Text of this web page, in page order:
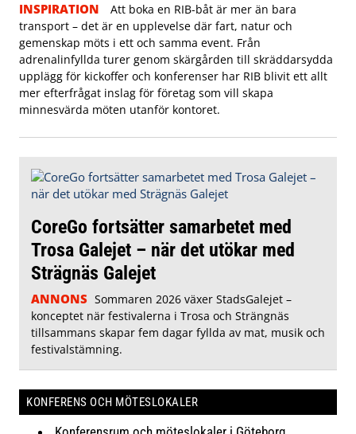
INSPIRATION
Att boka en RIB-båt är mer än bara
transport – det är en upplevelse där fart, natur och
gemenskap möts i ett och samma event. Från
adrenalinfyllda turer genom skärgården till skräddarsydda
upplägg för kickoffer och konferenser har RIB blivit ett allt
mer efterfrågat inslag för företag som vill skapa
minnesvärda möten utanför kontoret.
CoreGo fortsätter samarbetet med
Trosa Galejet – när det utökar med
Strägnäs Galejet
ANNONS Sommaren 2026 växer StadsGalejet –
konceptet när festivalerna i Trosa och Strängnäs
tillsammans skapar fem dagar fyllda av mat, musik och
festivalstämning.
KONFERENS OCH MÖTESLOKALER